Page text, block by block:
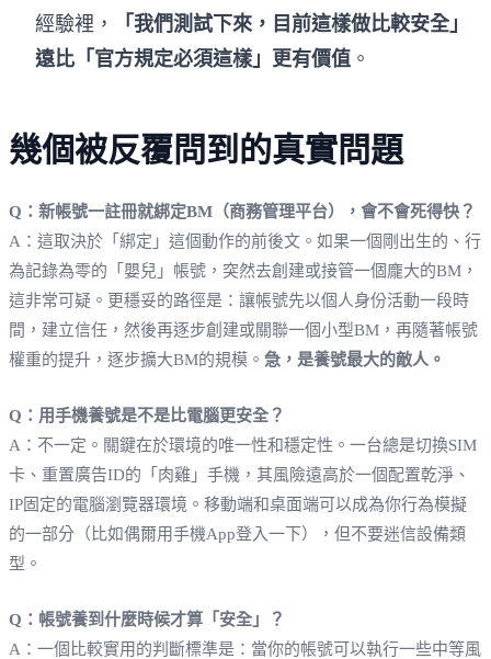
經驗裡，
「我們測試下來，目前這樣做比較安全」
遠比「官方規定必須這樣」更有價值 。
幾個被反覆問到的真實問題
Q：新帳號一註冊就綁定BM（商務管理平台），會不會死得快？
A：這取決於「綁定」這個動作的前後文。如果一個剛出生的、行
為記錄為零的「嬰兒」帳號，突然去創建或接管一個龐大的BM，
這非常可疑。更穩妥的路徑是：讓帳號先以個人身份活動一段時
間，建立信任，然後再逐步創建或關聯一個小型BM，再隨著帳號
權重的提升，逐步擴大BM的規模。 急，是養號最大的敵人。
Q：用手機養號是不是比電腦更安全？
A：不一定。關鍵在於環境的唯一性和穩定性。一台總是切換SIM
卡、重置廣告ID的「肉雞」手機，其風險遠高於一個配置乾淨、
IP固定的電腦瀏覽器環境。移動端和桌面端可以成為你行為模擬
的一部分（比如偶爾用手機App登入一下），但不要迷信設備類
型。
Q：帳號養到什麼時候才算「安全」？
A：一個比較實用的判斷標準是：當你的帳號可以執行一些中等風